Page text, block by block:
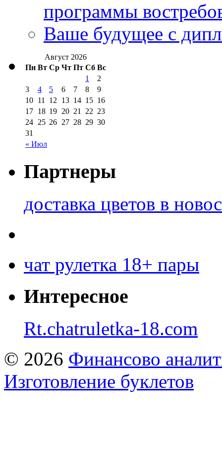
программы
Ваше будущее с
Август 2026
Пн Вт Ср Чт Пт Сб Вс
« Июл
1
2
3
4 5 6 7 8
9
10 11 12 13 14 15 16
17 18 19 20 21 22 23
24 25 26 27 28 29 30
31
Партнеры
доставка цветов в
чат рулетка 18+ пары
Интересное
Rt.chatruletka-18.com
© 2026 Финансово
Изготовление буклетов